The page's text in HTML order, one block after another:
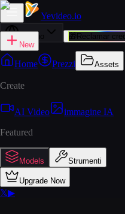
Yevideo.io
Italiano 🎁Reclamar
New
Home Prezzi Assets
Create
AI Video
immagine IA
Featured
Models Strumenti
Upgrade Now
𝕏▶